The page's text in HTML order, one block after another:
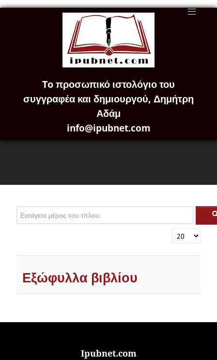
To προσωπικό ιστολόγιο του
συγγραφέα και δημιουργού, Δημήτρη
Αδάμ
info@ipubnet.com
Εισάγετε μέρος του τίτλου.
Εμφάνιση #
Εξώφυλλα βιβλίου
Ipubnet.com